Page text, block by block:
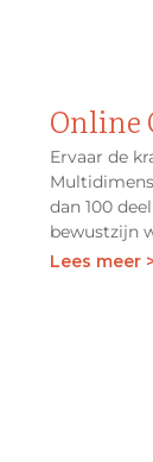
Online
Ervaar de
dan 100
bewustzijn
Lees meer